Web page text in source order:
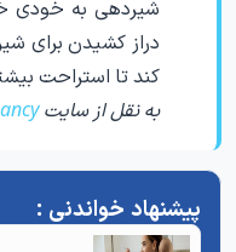
شیردهی به خودی
دراز کشیدن برای
کند تا استراحت
به نقل از سایت